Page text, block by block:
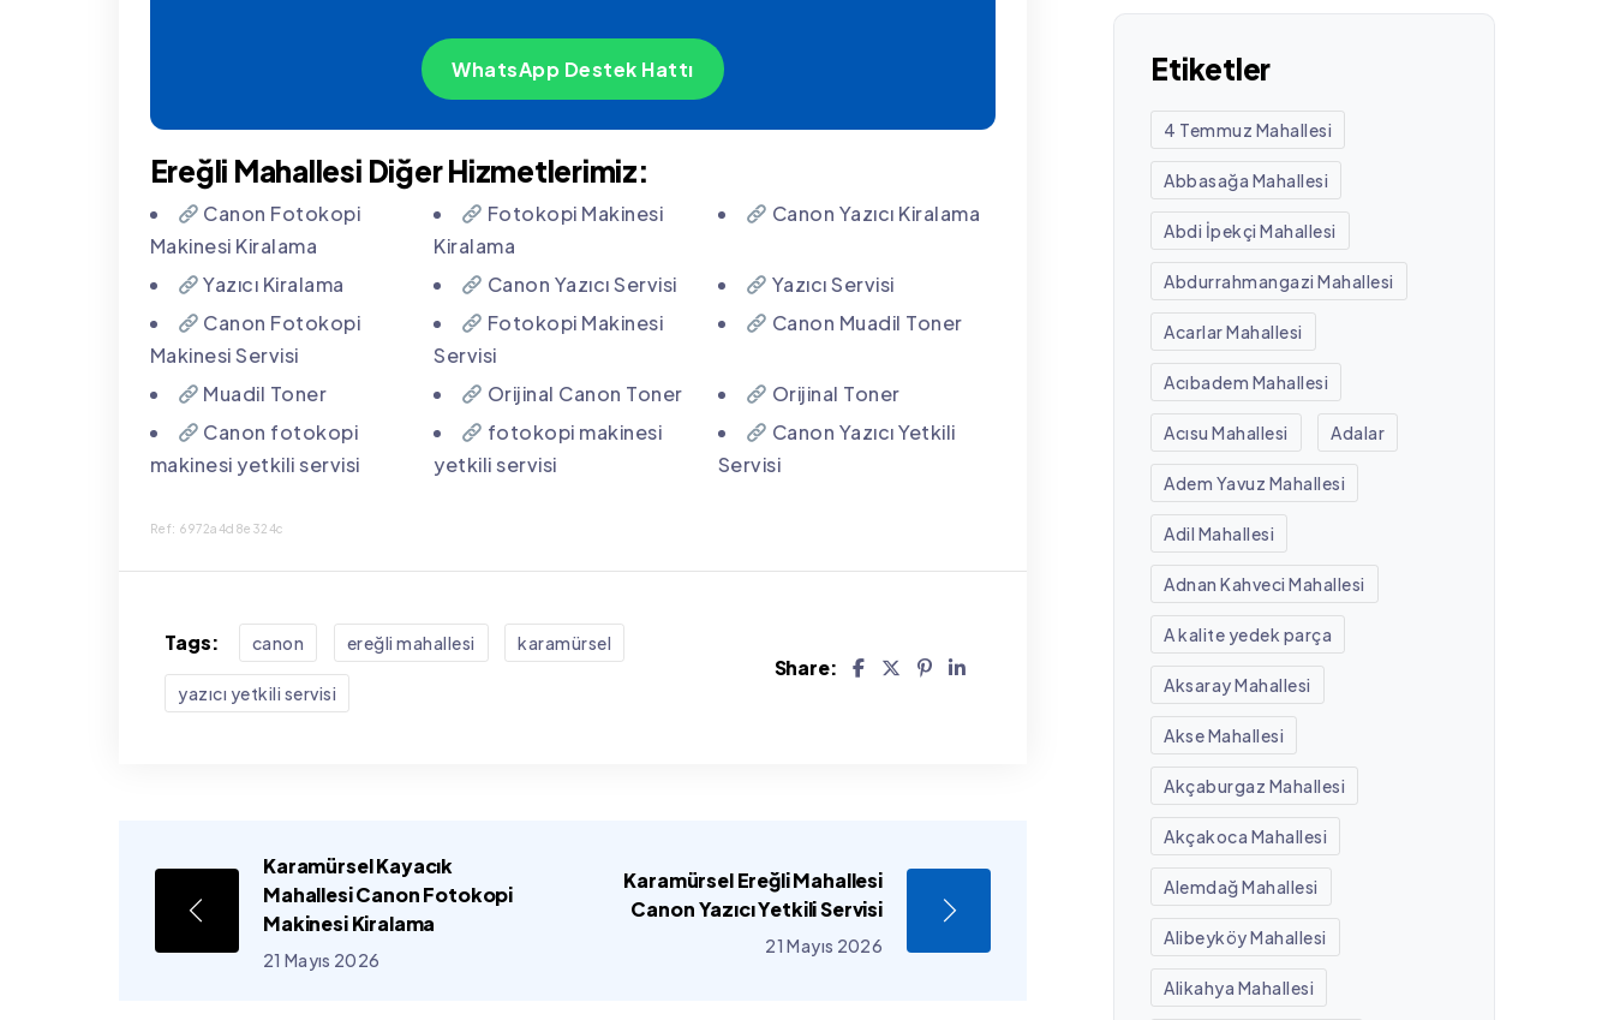
WhatsApp Destek Hattı
Ereğli Mahallesi Diğer Hizmetlerimiz:
Canon Fotokopi
Makinesi Kiralama
Fotokopi Makinesi
Kiralama
Canon Yazıcı Kiralama
Yazıcı Kiralama Canon Yazıcı Servisi
Yazıcı Servisi
Canon Fotokopi
Makinesi Servisi
Fotokopi Makinesi
Servisi
Canon Muadil Toner
Muadil Toner Orijinal Canon Toner
Orijinal Toner
Canon fotokopi
makinesi yetkili servisi
fotokopi makinesi
yetkili servisi
Canon Yazıcı Yetkili
Servisi
Ref: 6972a4d8e324c
Tags: canon ereğli mahallesi karamürsel
yazıcı yetkili servisi
Share:
Karamürsel Kayacık
Mahallesi Canon Fotokopi
Makinesi Kiralama
21 Mayıs 2026
Karamürsel Ereğli Mahallesi
Canon Yazıcı Yetkili Servisi
21 Mayıs 2026
Etiketler
4 Temmuz Mahallesi
Abbasağa Mahallesi
Abdi İpekçi Mahallesi
Abdurrahmangazi Mahallesi
Acarlar Mahallesi
Acıbadem Mahallesi
Acısu Mahallesi Adalar
Adem Yavuz Mahallesi
Adil Mahallesi
Adnan Kahveci Mahallesi
A kalite yedek parça
Aksaray Mahallesi
Akse Mahallesi
Akçaburgaz Mahallesi
Akçakoca Mahallesi
Alemdağ Mahallesi
Alibeyköy Mahallesi
Alikahya Mahallesi